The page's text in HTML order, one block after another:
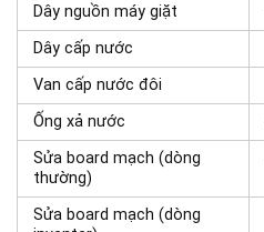
Dây nguồn máy giặt
Dây cấp nước
Van cấp nước đôi
Ống xả nước
Sửa board mạch (dòng
thường)
Sửa board mạch (dòng